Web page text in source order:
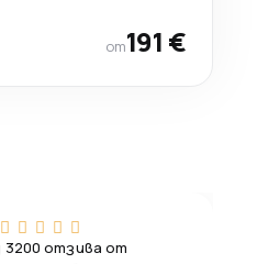
от191 €
3200 отзива от